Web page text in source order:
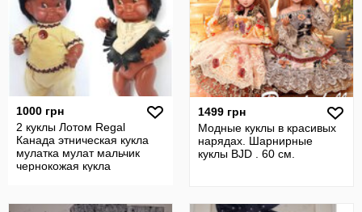
1000 грн
2 куклы Лотом Regal
Канада этническая кукла
мулатка мулат мальчик
чернокожая кукла
1499 грн
Модные куклы в красивых
нарядах. Шарнирные
куклы BJD . 60 см.